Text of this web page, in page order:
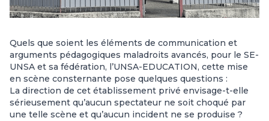
Quels que soient les éléments de communication et
arguments pédagogiques maladroits avancés, pour le SE-
UNSA et sa fédération, l’UNSA-EDUCATION, cette mise
en scène consternante pose quelques questions :
La direction de cet établissement privé envisage-t-elle
sérieusement qu’aucun spectateur ne soit choqué par
une telle scène et qu’aucun incident ne se produise ?